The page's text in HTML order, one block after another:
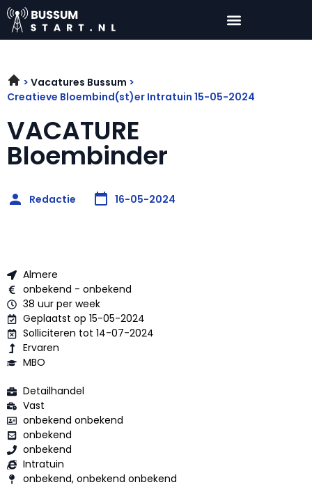
Vacatures Bussum
Creatieve Bloembind(st)er Intratuin 15-05-2024
VACATURE
Bloembinder
Redactie 16-05-2024
Almere
onbekend - onbekend
38 uur per week
Geplaatst op 15-05-2024
Solliciteren tot 14-07-2024
Ervaren
MBO
Detailhandel
Vast
onbekend onbekend
onbekend
onbekend
Intratuin
onbekend, onbekend onbekend